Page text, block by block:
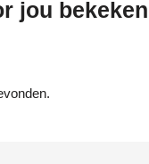
jou bekeken